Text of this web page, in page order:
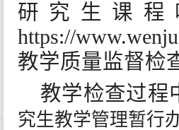
研究生课
https://
教学质量监督检
教学检查过程
究生教学管理暂行